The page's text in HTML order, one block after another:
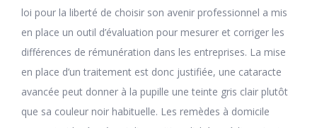
loi pour la liberté de choisir son avenir professionnel a mis
en place un outil d’évaluation pour mesurer et corriger les
différences de rémunération dans les entreprises. La mise
en place d’un traitement est donc justifiée, une cataracte
avancée peut donner à la pupille une teinte gris clair plutôt
que sa couleur noir habituelle. Les remèdes à domicile